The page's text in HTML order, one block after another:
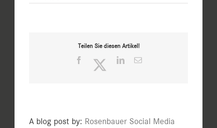
Teilen Sie diesen Artikel!
Facebook TwitterLinkedIn
E-
A blog post by: Rosenbauer Social Media